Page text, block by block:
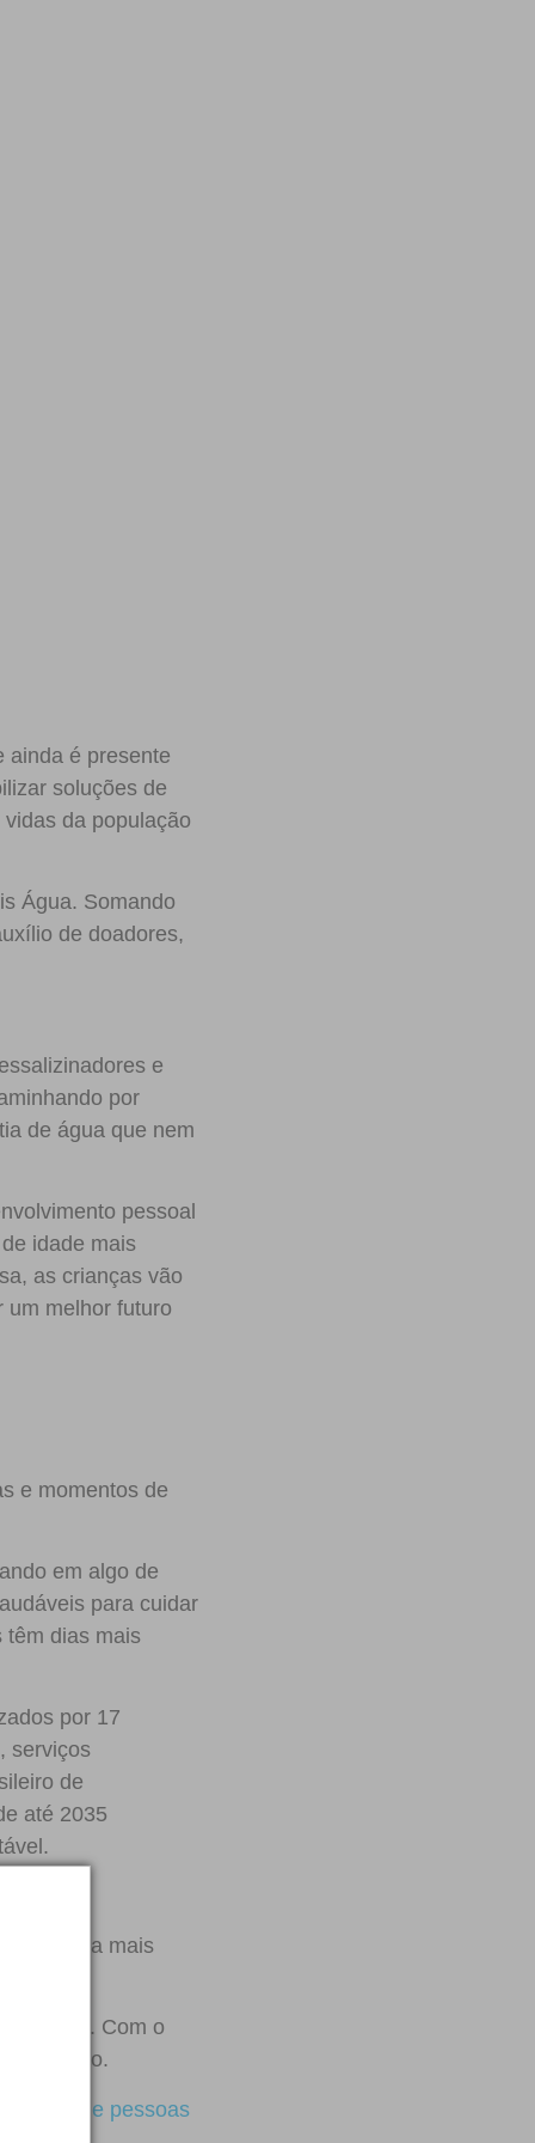
ainda é presente
soluções de
da população
Água. Somando
de doadores,
e
por
de água que nem
pessoal
idade mais
as crianças vão
um melhor futuro
e momentos de
em algo de
para cuidar
têm dias mais
por 17
serviços
de
até 2035
para mais
Com o
de pessoas